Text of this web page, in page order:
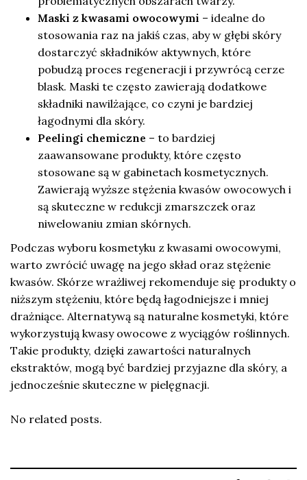
Maski z kwasami owocowymi – idealne do
stosowania raz na jakiś czas, aby w głębi skóry
dostarczyć składników aktywnych, które
pobudzą proces regeneracji i przywrócą cerze
blask. Maski te często zawierają dodatkowe
składniki nawilżające, co czyni je bardziej
łagodnymi dla skóry.
Peelingi chemiczne – to bardziej
zaawansowane produkty, które często
stosowane są w gabinetach kosmetycznych.
Zawierają wyższe stężenia kwasów owocowych i
są skuteczne w redukcji zmarszczek oraz
niwelowaniu zmian skórnych.
Podczas wyboru kosmetyku z kwasami owocowymi,
warto zwrócić uwagę na jego skład oraz stężenie
kwasów. Skórze wrażliwej rekomenduje się produkty o
niższym stężeniu, które będą łagodniejsze i mniej
drażniące. Alternatywą są naturalne kosmetyki, które
wykorzystują kwasy owocowe z wyciągów roślinnych.
Takie produkty, dzięki zawartości naturalnych
ekstraktów, mogą być bardziej przyjazne dla skóry, a
jednocześnie skuteczne w pielęgnacji.
No related posts.